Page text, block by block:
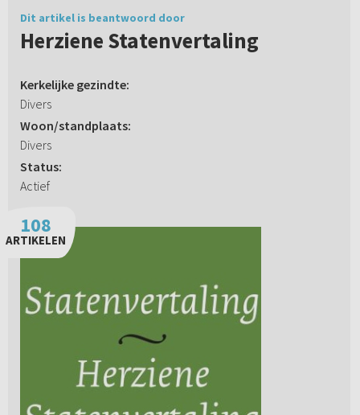
Dit artikel is beantwoord door
Herziene Statenvertaling
Kerkelijke gezindte:
Divers
Woon/standplaats:
Divers
Status:
Actief
108
ARTIKELEN